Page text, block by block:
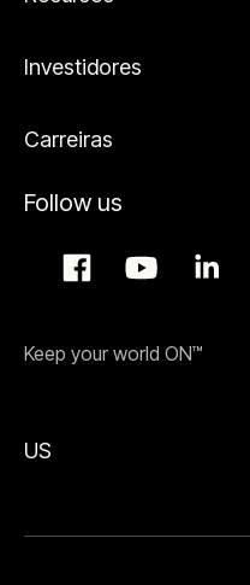
Investidores
Carreiras
Follow us
Keep your world ON™
US